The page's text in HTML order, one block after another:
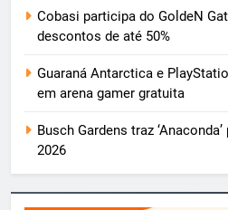
Cobasi participa do GoldeN
descontos de até 50%
Guaraná Antarctica e
em arena gamer gratuita
Busch Gardens traz
2026